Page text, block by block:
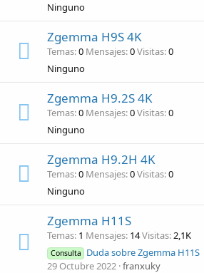
Ninguno
Zgemma H9S 4K
Temas 0 Mensajes 0Visitas 0
Ninguno
Zgemma H9.2S 4K
Temas 0 Mensajes 0Visitas 0
Ninguno
Zgemma H9.2H 4K
Temas 0 Mensajes 0Visitas 0
Ninguno
Zgemma H11S
Temas 1 Mensajes 14Visitas 2,1K
Consulta
Duda sobre Zgemma H11S
29 Octubre 2022 franxuky